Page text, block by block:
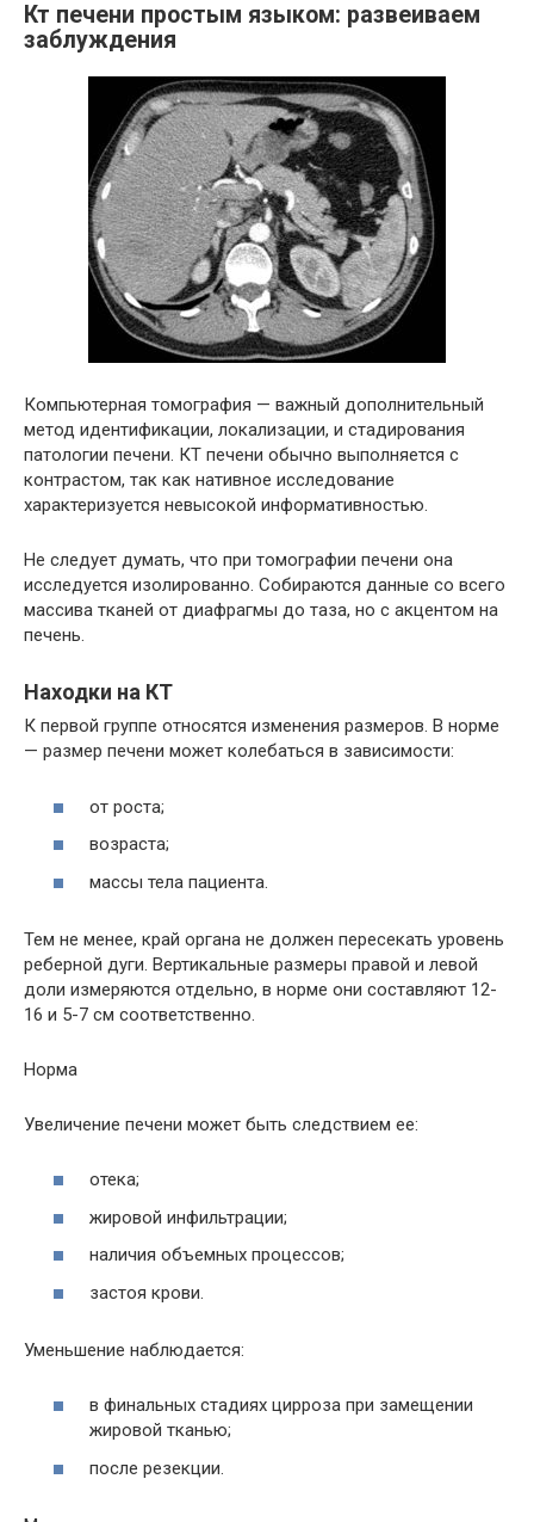
Кт печени простым языком: развеиваем
заблуждения
Компьютерная томография — важный дополнительный
метод идентификации, локализации, и стадирования
патологии печени. КТ печени обычно выполняется с
контрастом, так как нативное исследование
характеризуется невысокой информативностью.
Не следует думать, что при томографии печени она
исследуется изолированно. Собираются данные со всего
массива тканей от диафрагмы до таза, но с акцентом на
печень.
Находки на КТ
К первой группе относятся изменения размеров. В норме
— размер печени может колебаться в зависимости:
от роста;
возраста;
массы тела пациента.
Тем не менее, край органа не должен пересекать уровень
реберной дуги. Вертикальные размеры правой и левой
доли измеряются отдельно, в норме они составляют 12-
16 и 5-7 см соответственно.
Норма
Увеличение печени может быть следствием ее:
отека;
жировой инфильтрации;
наличия объемных процессов;
застоя крови.
Уменьшение наблюдается:
в финальных стадиях цирроза при замещении
жировой тканью;
после резекции.